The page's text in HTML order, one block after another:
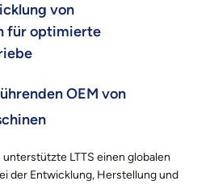
von
für optimierte
OEM von
LTTS einen globalen
der Entwicklung, Herstellung und